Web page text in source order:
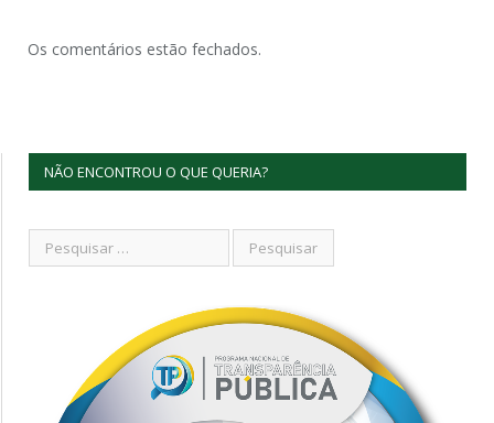
Os comentários estão fechados.
NÃO ENCONTROU O QUE QUERIA?